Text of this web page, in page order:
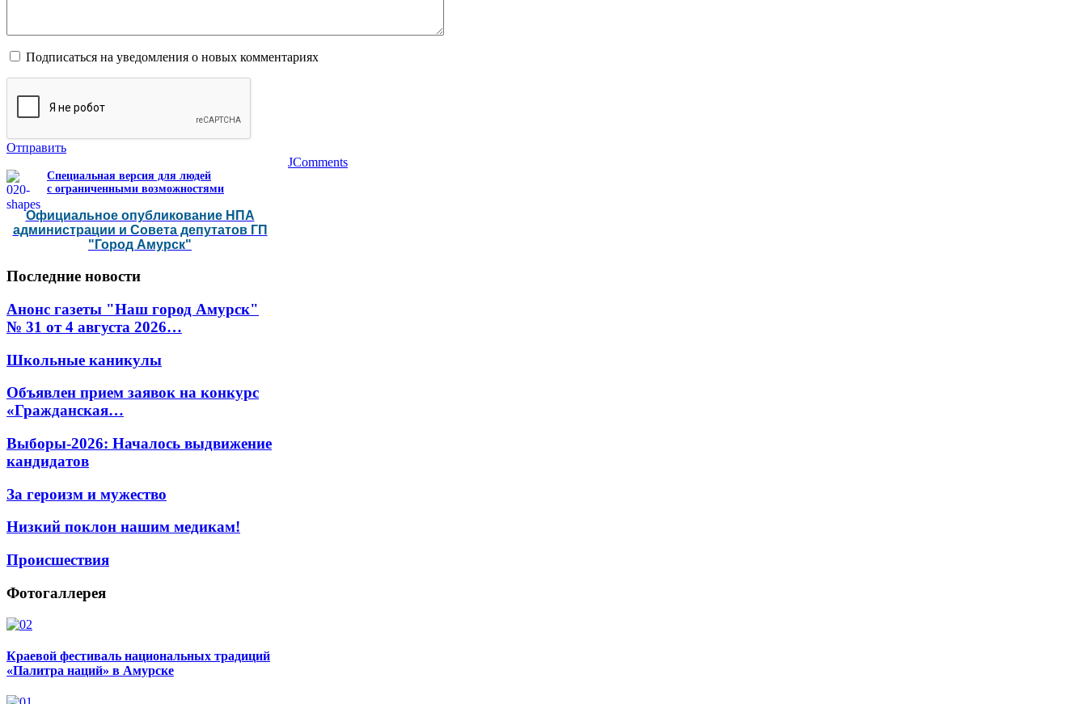
Подписаться на уведомления о новых комментариях
Отправить
JComments
Специальная версия для людей
с ограниченными возможностями
Официальное опубликование НПА
администрации и Совета депутатов ГП
"Город Амурск"
Последние новости
Анонс газеты "Наш город Амурск"
№ 31 от 4 августа 2026…
Школьные каникулы
Объявлен прием заявок на конкурс
«Гражданская…
Выборы-2026: Началось выдвижение
кандидатов
За героизм и мужество
Низкий поклон нашим медикам!
Происшествия
Фотогаллерея
Краевой фестиваль национальных традиций
«Палитра наций» в Амурске